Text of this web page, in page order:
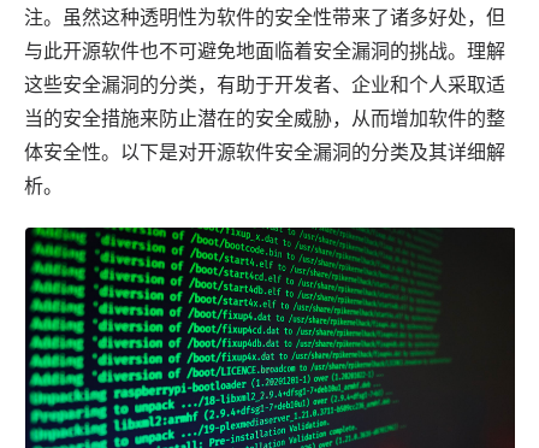
注。虽然这种透明性为软件的安全性带来了诸多好处，但
与此开源软件也不可避免地面临着安全漏洞的挑战。理解
这些安全漏洞的分类，有助于开发者、企业和个人采取适
当的安全措施来防止潜在的安全威胁，从而增加软件的整
体安全性。以下是对开源软件安全漏洞的分类及其详细解
析。